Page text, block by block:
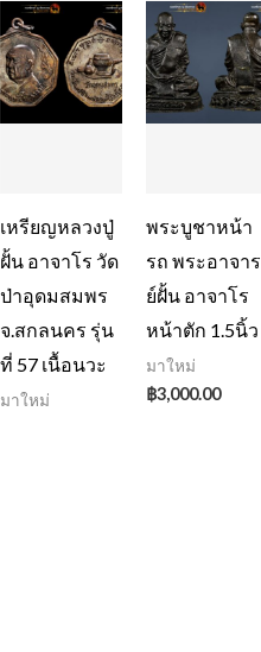
เหรียญหลวงปู่
ฝั้น อาจาโร วัด
ป่าอุดมสมพร
จ.สกลนคร รุ่น
ที่ 57 เนื้อนวะ
มาใหม่
พระบูชาหน้า
รถ พระอาจาร
ย์ฝั้น อาจาโร
หน้าตัก 1.5นิ้ว
มาใหม่
฿3,000.00